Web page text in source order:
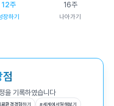
12주
장하기
16주
나아가기
점
을 기록하였습니다
환경경험하기 #세계에서일해보기